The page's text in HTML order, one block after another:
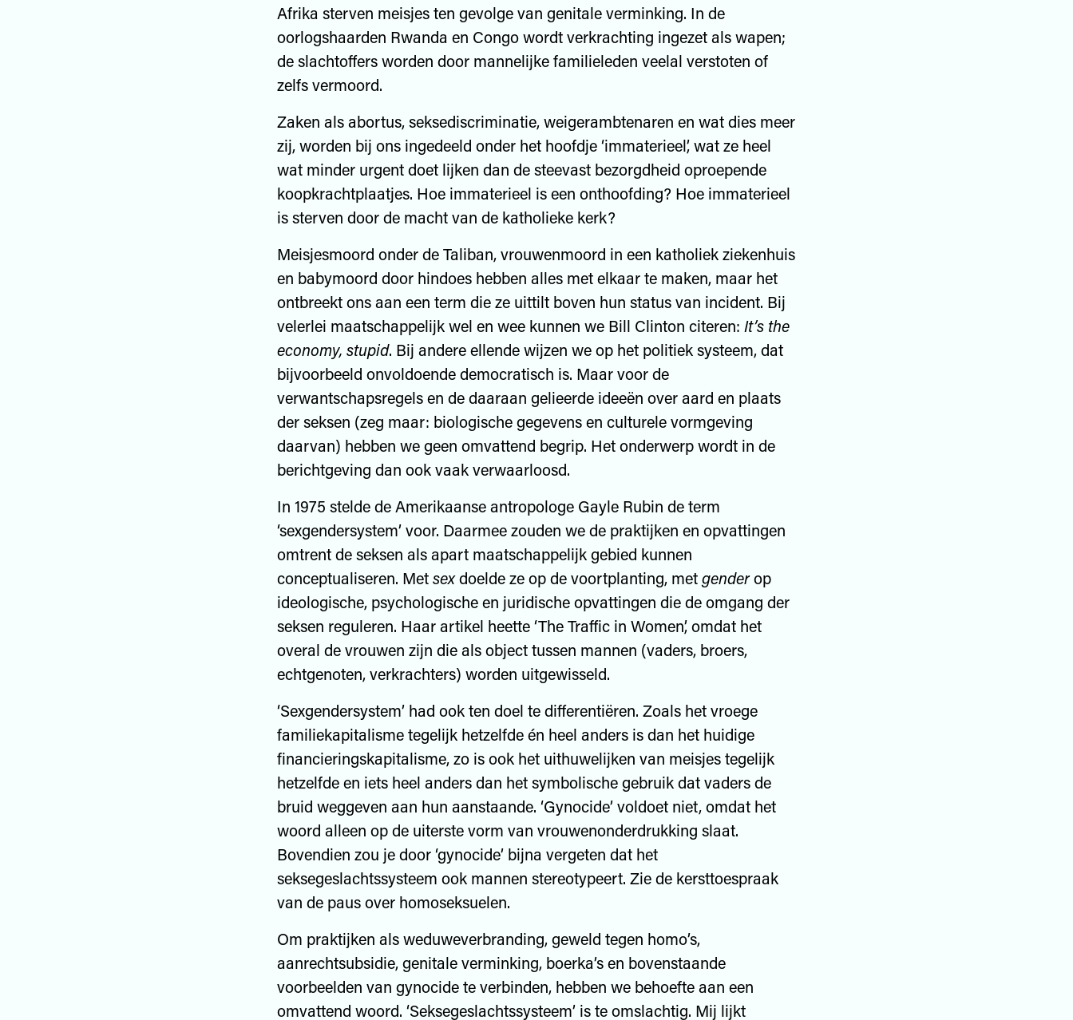
Afrika sterven meisjes ten gevolge van genitale verminking. In de
oorlogshaarden Rwanda en Congo wordt verkrachting ingezet als wapen;
de slachtoffers worden door mannelijke familieleden veelal verstoten of
zelfs vermoord.
Zaken als abortus, seksediscriminatie, weigerambtenaren en wat dies meer
zij, worden bij ons ingedeeld onder het hoofdje ‘immaterieel’, wat ze heel
wat minder urgent doet lijken dan de steevast bezorgdheid oproepende
koopkrachtplaatjes. Hoe immaterieel is een onthoofding? Hoe immaterieel
is sterven door de macht van de katholieke kerk?
Meisjesmoord onder de Taliban, vrouwenmoord in een katholiek ziekenhuis
en babymoord door hindoes hebben alles met elkaar te maken, maar het
ontbreekt ons aan een term die ze uittilt boven hun status van incident. Bij
velerlei maatschappelijk wel en wee kunnen we Bill Clinton citeren: It’s the
economy, stupid. Bij andere ellende wijzen we op het politiek systeem, dat
bijvoorbeeld onvoldoende democratisch is. Maar voor de
verwantschapsregels en de daaraan gelieerde ideeën over aard en plaats
der seksen (zeg maar: biologische gegevens en culturele vormgeving
daarvan) hebben we geen omvattend begrip. Het onderwerp wordt in de
berichtgeving dan ook vaak verwaarloosd.
In 1975 stelde de Amerikaanse antropologe Gayle Rubin de term
‘sexgendersystem’ voor. Daarmee zouden we de praktijken en opvattingen
omtrent de seksen als apart maatschappelijk gebied kunnen
conceptualiseren. Metsexdoelde ze op de voortplanting, metgenderop
ideologische, psychologische en juridische opvattingen die de omgang der
seksen reguleren. Haar artikel heette ‘The Traffic in Women’, omdat het
overal de vrouwen zijn die als object tussen mannen (vaders, broers,
echtgenoten, verkrachters) worden uitgewisseld.
‘Sexgendersystem’ had ook ten doel te differentiëren. Zoals het vroege
familiekapitalisme tegelijk hetzelfde én heel anders is dan het huidige
financieringskapitalisme, zo is ook het uithuwelijken van meisjes tegelijk
hetzelfde en iets heel anders dan het symbolische gebruik dat vaders de
bruid weggeven aan hun aanstaande. ‘Gynocide’ voldoet niet, omdat het
woord alleen op de uiterste vorm van vrouwenonderdrukking slaat.
Bovendien zou je door ‘gynocide’ bijna vergeten dat het
seksegeslachtssysteem ook mannen stereotypeert. Zie de kersttoespraak
van de paus over homoseksuelen.
Om praktijken als weduweverbranding, geweld tegen homo’s,
aanrechtsubsidie, genitale verminking, boerka’s en bovenstaande
voorbeelden van gynocide te verbinden, hebben we behoefte aan een
omvattend woord. ‘Seksegeslachtssysteem’ is te omslachtig. Mij lijkt